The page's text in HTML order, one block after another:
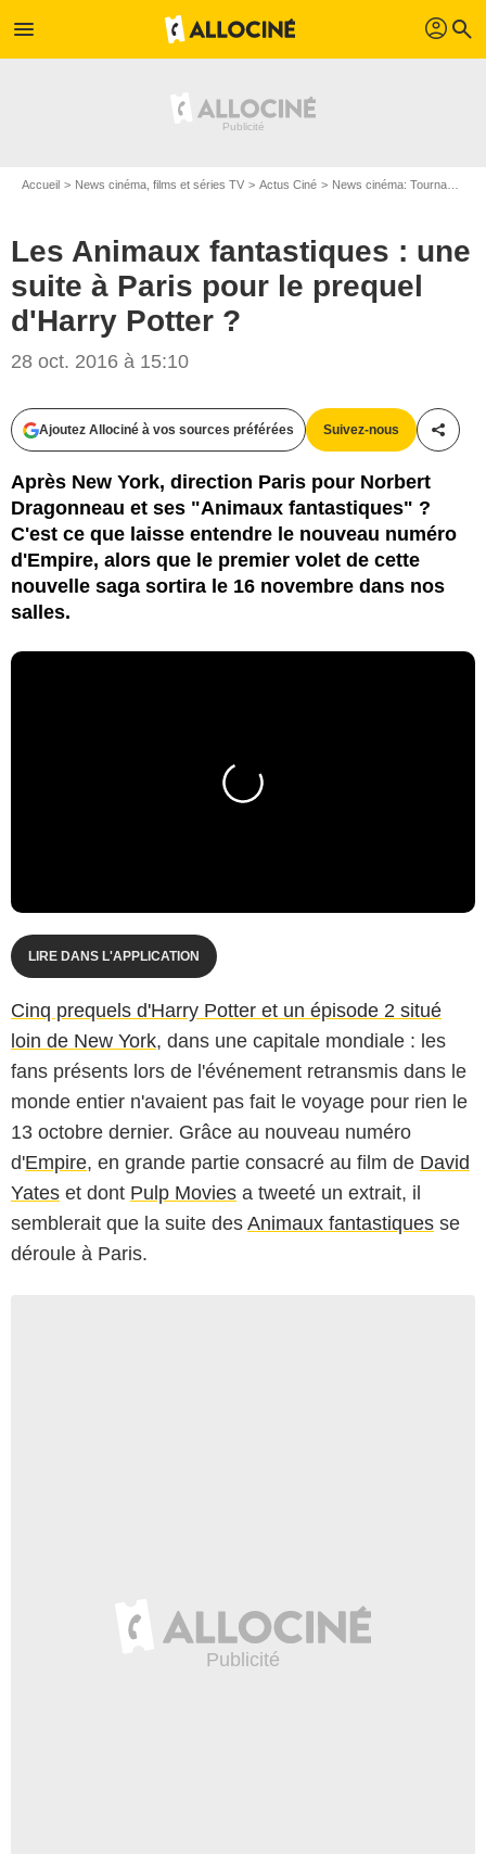
menu profil search
Accueil News cinéma, films et séries TV Actus Ciné News cinéma: Tournages
Les Animaux fantastiques : une
suite à Paris pour le prequel
d'Harry Potter ?
28 oct. 2016 à 15:10
Ajoutez Allociné à vos sources préférées Suivez-nous
Après New York, direction Paris pour Norbert
Dragonneau et ses "Animaux fantastiques" ?
C'est ce que laisse entendre le nouveau numéro
d'Empire, alors que le premier volet de cette
nouvelle saga sortira le 16 novembre dans nos
salles.
LIRE DANS L'APPLICATION
Cinq prequels d'Harry Potter et un épisode 2 situé
loin de New York, dans une capitale mondiale : les
fans présents lors de l'événement retransmis dans le
monde entier n'avaient pas fait le voyage pour rien le
13 octobre dernier. Grâce au nouveau numéro
d'Empire, en grande partie consacré au film de David
Yates et dont Pulp Movies a tweeté un extrait, il
semblerait que la suite des Animaux fantastiques se
déroule à Paris.